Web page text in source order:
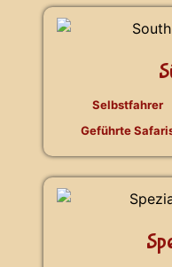
Selbstfahrer
Geführte